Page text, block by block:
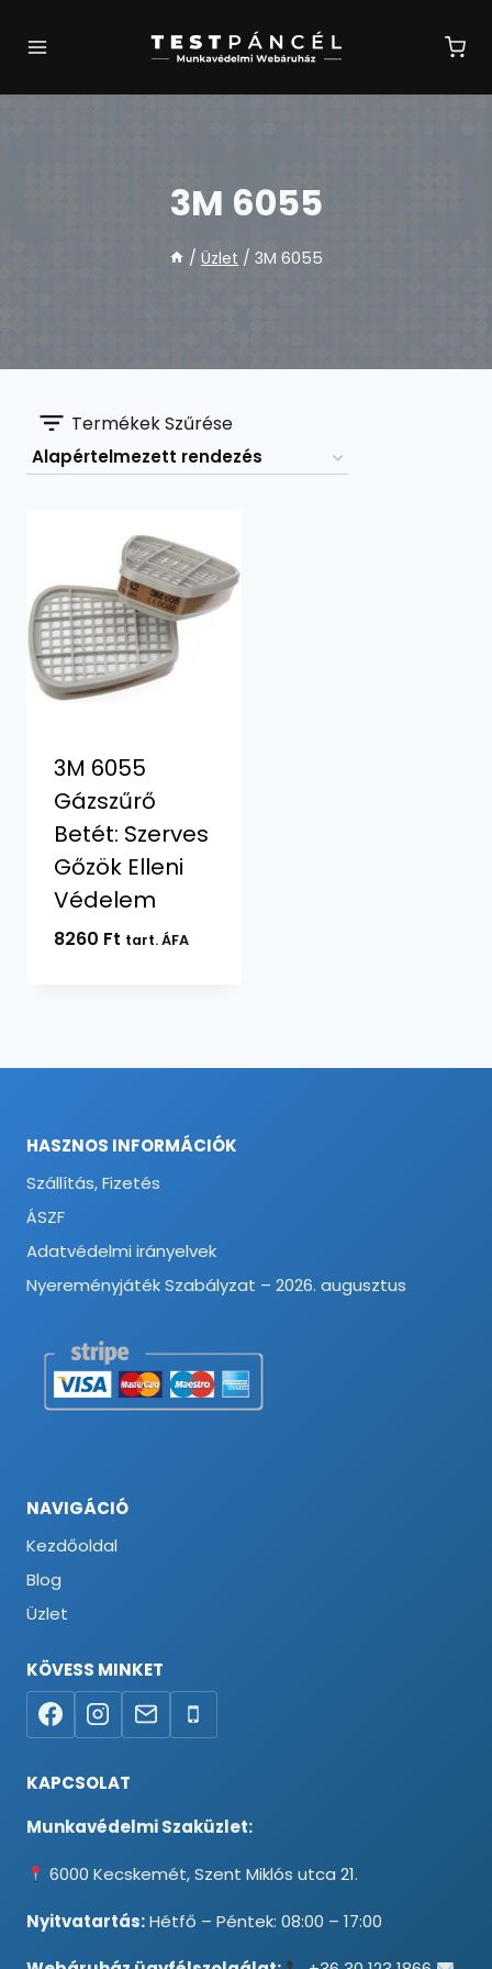
3M 6055
/ Üzlet / 3M 6055
Termékek Szűrése
3M 6055
Gázszűrő
Betét: Szerves
Gőzök Elleni
Védelem
8260 Ft tart. ÁFA
HASZNOS INFORMÁCIÓK
Szállítás, Fizetés
ÁSZF
Adatvédelmi irányelvek
Nyereményjáték Szabályzat – 2026. augusztus
NAVIGÁCIÓ
Kezdőoldal
Blog
Üzlet
KÖVESS MINKET
KAPCSOLAT
Munkavédelmi Szaküzlet:
6000 Kecskemét, Szent Miklós utca 21.
Nyitvatartás:Hétfő – Péntek: 08:00 – 17:00